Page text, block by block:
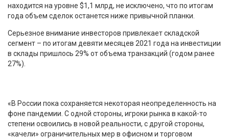
находится на уровне $1,1 млрд, не исключено, что по итогам
года объем сделок останется ниже привычной планки.
Серьезное внимание инвесторов привлекает складской
сегмент – по итогам девяти месяцев 2021 года на инвестиции
в склады пришлось 29% от объема транзакций (годом ранее
27%).
«В России пока сохраняется некоторая неопределенность на
фоне пандемии. С одной стороны, игроки рынка в какой-то
степени освоились в новой реальности, с другой стороны,
«качели» ограничительных мер в офисном и торговом